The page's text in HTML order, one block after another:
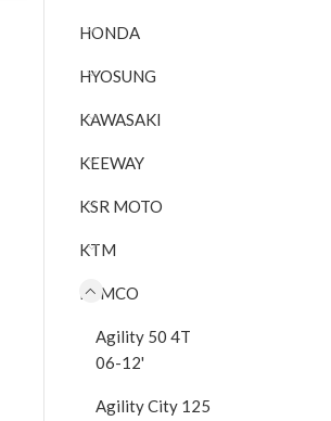
HONDA
HYOSUNG
KAWASAKI
KEEWAY
KSR MOTO
KTM
KYMCO
Agility 50 4T
06-12'
Agility City 125